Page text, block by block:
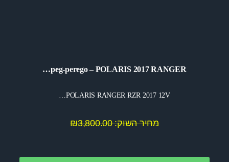
peg-perego – POLARIS 2017 RANGER…
POLARIS RANGER RZR 2017 12V…
מחיר השוק: ₪3,800.00